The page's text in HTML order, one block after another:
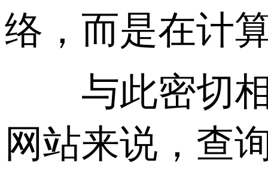
络，而是在计
与此密切相
网站来说，查